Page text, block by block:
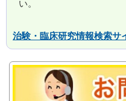
い。
治験・臨床研究情報検索サ